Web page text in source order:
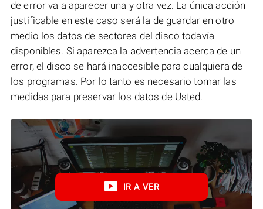
de error va a aparecer una y otra vez. La única acción
justificable en este caso será la de guardar en otro
medio los datos de sectores del disco todavía
disponibles. Si aparezca la advertencia acerca de un
error, el disco se hará inaccesible para cualquiera de
los programas. Por lo tanto es necesario tomar las
medidas para preservar los datos de Usted.
IR A VER